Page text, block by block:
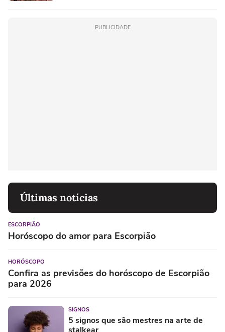
PUBLICIDADE
Últimas notícias
ESCORPIÃO
Horóscopo do amor para Escorpião
HORÓSCOPO
Confira as previsões do horóscopo de Escorpião
para 2026
SIGNOS
5 signos que são mestres na arte de